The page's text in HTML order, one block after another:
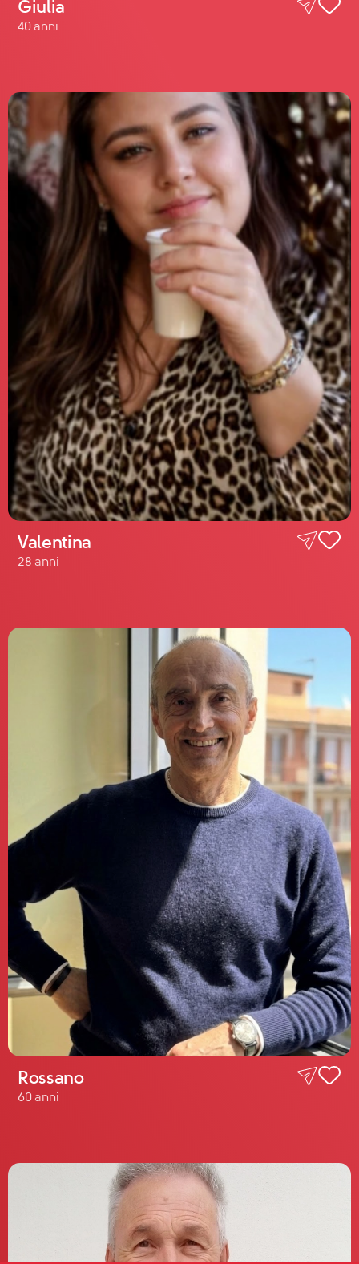
Giulia
40 anni
Valentina
28 anni
Rossano
60 anni